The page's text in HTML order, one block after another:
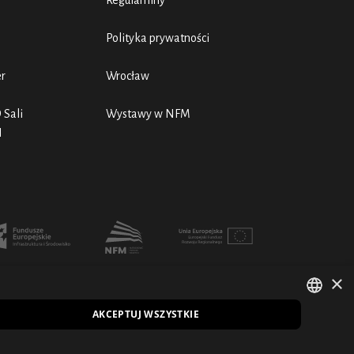
Sali
Polityka prywatności
Wrocław
Wystawy w NFM
EN POLISH
×
AKCEPTUJ WSZYSTKIE